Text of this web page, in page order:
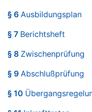
§ 6 Ausbildungsplan
§ 7 Berichtsheft
§ 8 Zwischenprüfung
§ 9 Abschlußprüfung
§ 10